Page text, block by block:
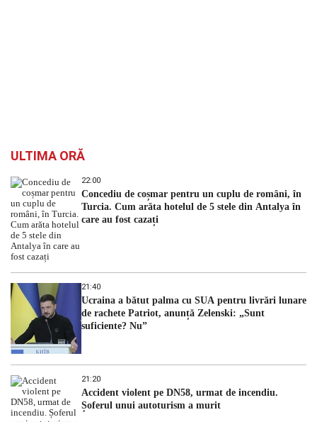
ULTIMA ORĂ
22:00
Concediu de coșmar pentru un cuplu de români, în
Turcia. Cum arăta hotelul de 5 stele din Antalya în
care au fost cazați
21:40
Ucraina a bătut palma cu SUA pentru livrări lunare
de rachete Patriot, anunță Zelenski: „Sunt
suficiente? Nu”
21:20
Accident violent pe DN58, urmat de incendiu.
Șoferul unui autoturism a murit